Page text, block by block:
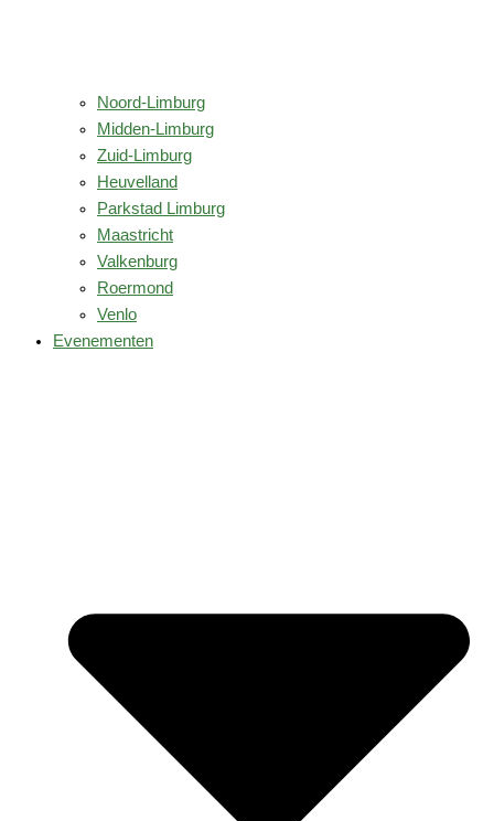
Noord-Limburg
Midden-Limburg
Zuid-Limburg
Heuvelland
Parkstad Limburg
Maastricht
Valkenburg
Roermond
Venlo
Evenementen